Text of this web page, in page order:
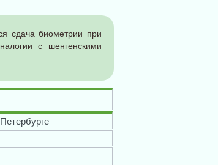
сдача биометрии при
с шенгенскими